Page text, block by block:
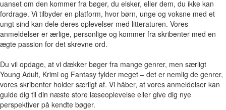
uanset om den kommer fra bøger, du elsker, eller dem, du ikke kan
fordrage. Vi tilbyder en platform, hvor børn, unge og voksne med et
ungt sind kan dele deres oplevelser med litteraturen. Vores
anmeldelser er ærlige, personlige og kommer fra skribenter med en
ægte passion for det skrevne ord.
Du vil opdage, at vi dækker bøger fra mange genrer, men særligt
Young Adult, Krimi og Fantasy fylder meget – det er nemlig de genrer,
vores skribenter holder særligt af. Vi håber, at vores anmeldelser kan
guide dig til din næste store læseoplevelse eller give dig nye
perspektiver på kendte bøger.